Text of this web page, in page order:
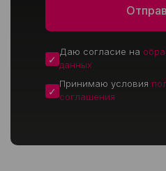
Даю согласие на
данных
Принимаю условия
соглашения